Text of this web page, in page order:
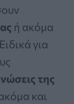
ή ακόμα
για
της
και